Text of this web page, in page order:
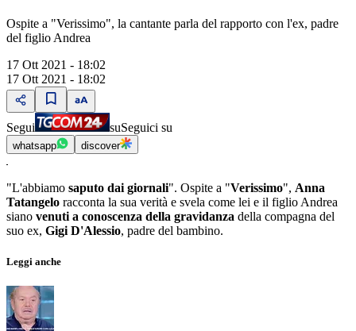
Ospite a "Verissimo", la cantante parla del rapporto con l'ex, padre
del figlio Andrea
17 Ott 2021 - 18:02
17 Ott 2021 - 18:02
Segui suSeguici su
whatsapp discover
"L'abbiamo saputo dai giornali". Ospite a "Verissimo", Anna
Tatangelo racconta la sua verità e svela come lei e il figlio Andrea
siano venuti a conoscenza della gravidanza della compagna del
suo ex, Gigi D'Alessio, padre del bambino.
Leggi anche